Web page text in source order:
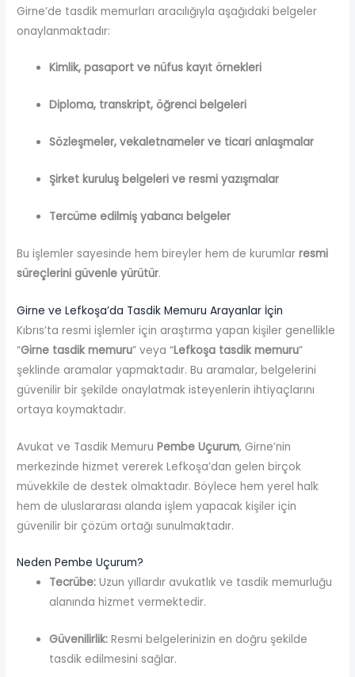
Girne’de tasdik memurları aracılığıyla aşağıdaki belgeler
onaylanmaktadır:
Kimlik, pasaport ve nüfus kayıt örnekleri
Diploma, transkript, öğrenci belgeleri
Sözleşmeler, vekaletnameler ve ticari anlaşmalar
Şirket kuruluş belgeleri ve resmi yazışmalar
Tercüme edilmiş yabancı belgeler
Bu işlemler sayesinde hem bireyler hem de kurumlarresmi
süreçlerini güvenle yürütür.
Girne ve Lefkoşa’da Tasdik Memuru Arayanlar İçin
Kıbrıs’ta resmi işlemler için araştırma yapan kişiler genellikle
“Girne tasdik memuru” veya “Lefkoşa tasdik memuru”
şeklinde aramalar yapmaktadır. Bu aramalar, belgelerini
güvenilir bir şekilde onaylatmak isteyenlerin ihtiyaçlarını
ortaya koymaktadır.
Avukat ve Tasdik MemuruPembe Uçurum, Girne’nin
merkezinde hizmet vererek Lefkoşa’dan gelen birçok
müvekkile de destek olmaktadır. Böylece hem yerel halk
hem de uluslararası alanda işlem yapacak kişiler için
güvenilir bir çözüm ortağı sunulmaktadır.
Neden Pembe Uçurum?
Tecrübe: Uzun yıllardır avukatlık ve tasdik memurluğu
alanında hizmet vermektedir.
Güvenilirlik: Resmi belgelerinizin en doğru şekilde
tasdik edilmesini sağlar.